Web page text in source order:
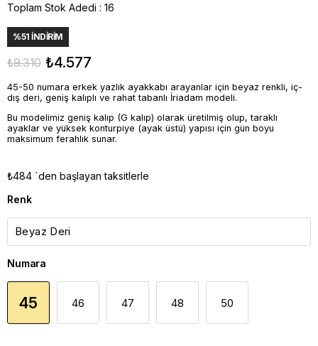
Toplam Stok Adedi : 16
%51 İNDIRIM
₺9.310 ₺4.577
45-50 numara erkek yazlık ayakkabı arayanlar için beyaz renkli, iç-
dış deri, geniş kalıplı ve rahat tabanlı İriadam modeli.
Bu modelimiz geniş kalıp (G kalıp) olarak üretilmiş olup, taraklı
ayaklar ve yüksek konturpiye (ayak üstü) yapısı için gün boyu
maksimum ferahlık sunar.
₺484 `den başlayan taksitlerle
Renk
Numara
45 46 47 48 50